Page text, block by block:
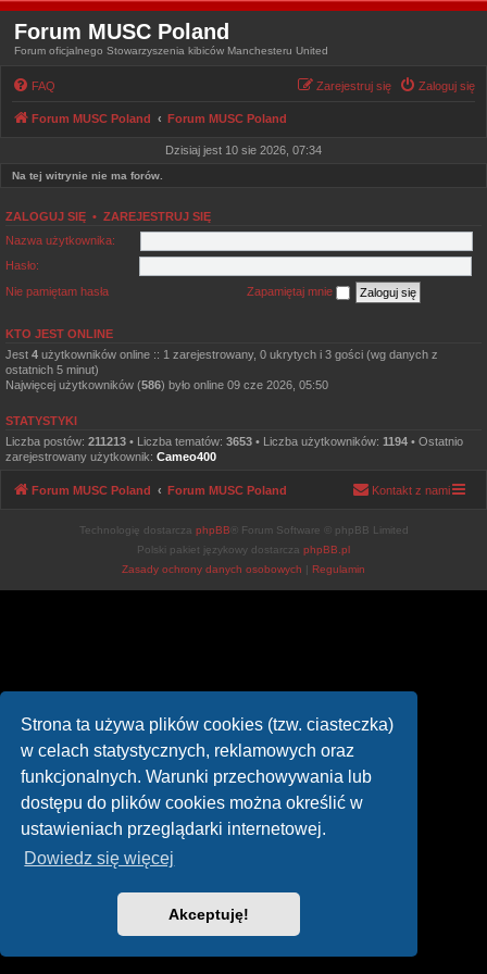
Strona ta używa plików cookies (tzw. ciasteczka)
w celach statystycznych, reklamowych oraz
funkcjonalnych. Warunki przechowywania lub
dostępu do plików cookies można określić w
ustawieniach przeglądarki internetowej.
Dowiedz się więcej
Akceptuję!
Forum MUSC Poland
Forum oficjalnego Stowarzyszenia kibiców Manchesteru United
FAQ Zaloguj się
Zarejestruj się
Forum MUSC Poland Forum MUSC Poland
Dzisiaj jest 10 sie 2026, 07:34
Na tej witrynie nie ma forów.
ZALOGUJ SIĘ • ZAREJESTRUJ SIĘ
Nazwa użytkownika:
Hasło:
Nie pamiętam hasła
Zapamiętaj mnie
KTO JEST ONLINE
Jest 4 użytkowników online :: 1 zarejestrowany, 0 ukrytych i 3 gości (wg danych z
ostatnich 5 minut)
Najwięcej użytkowników (586) było online 09 cze 2026, 05:50
STATYSTYKI
Liczba postów: 211213 • Liczba tematów: 3653 • Liczba użytkowników: 1194 • Ostatnio
zarejestrowany użytkownik: Cameo400
Forum MUSC Poland Forum MUSC Poland Kontakt z nami
Technologię dostarcza phpBB ® Forum Software © phpBB Limited
Polski pakiet językowy dostarcza phpBB.pl
Zasady ochrony danych osobowych | Regulamin